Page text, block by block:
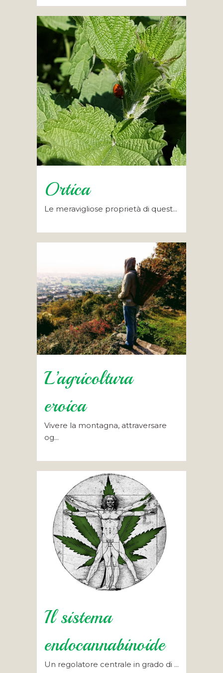
Ortica
Le meravigliose proprietà di quest...
L’agricoltura
eroica
Vivere la montagna, attraversare
og...
Il sistema
endocannabinoide
Un regolatore centrale in grado di ...